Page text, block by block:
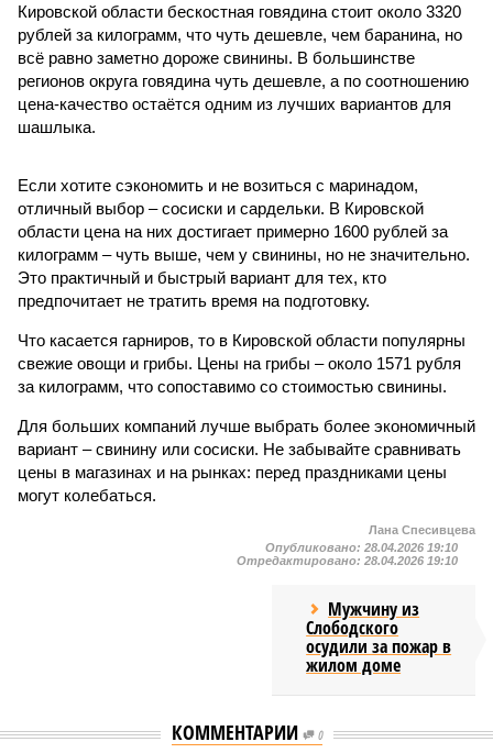
Кировской области бескостная говядина стоит около 3320
рублей за килограмм, что чуть дешевле, чем баранина, но
всё равно заметно дороже свинины. В большинстве
регионов округа говядина чуть дешевле, а по соотношению
цена-качество остаётся одним из лучших вариантов для
шашлыка.
Если хотите сэкономить и не возиться с маринадом,
отличный выбор – сосиски и сардельки. В Кировской
области цена на них достигает примерно 1600 рублей за
килограмм – чуть выше, чем у свинины, но не значительно.
Это практичный и быстрый вариант для тех, кто
предпочитает не тратить время на подготовку.
Что касается гарниров, то в Кировской области популярны
свежие овощи и грибы. Цены на грибы – около 1571 рубля
за килограмм, что сопоставимо со стоимостью свинины.
Для больших компаний лучше выбрать более экономичный
вариант – свинину или сосиски. Не забывайте сравнивать
цены в магазинах и на рынках: перед праздниками цены
могут колебаться.
Лана Спесивцева
Опубликовано: 28.04.2026 19:10
Отредактировано: 28.04.2026 19:10
Мужчину из
Слободского
осудили за пожар в
жилом доме
КОММЕНТАРИИ 0